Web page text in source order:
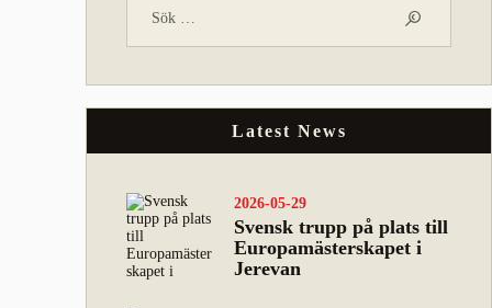
Latest News
Svensk trupp på plats till
Europamästerskapet i
Jerevan
2026-05-29